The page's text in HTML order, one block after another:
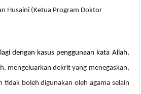
Husaini (Ketua Program Doktor
dengan kasus penggunaan kata Allah,
mengeluarkan dekrit yang menegaskan,
boleh digunakan oleh agama selain